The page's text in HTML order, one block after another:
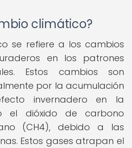
climático?
se refiere a los cambios
en los patrones
Estos cambios son
por la acumulación
invernadero en la
el dióxido de carbono
(CH4), debido a las
Estos gases atrapan el